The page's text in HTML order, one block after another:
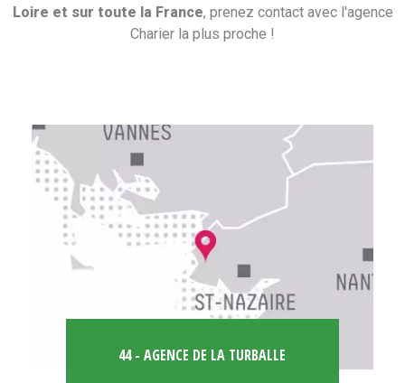
Loire et sur toute la France, prenez contact avec l'agence
Charier la plus proche !
44 - AGENCE DE LA TURBALLE